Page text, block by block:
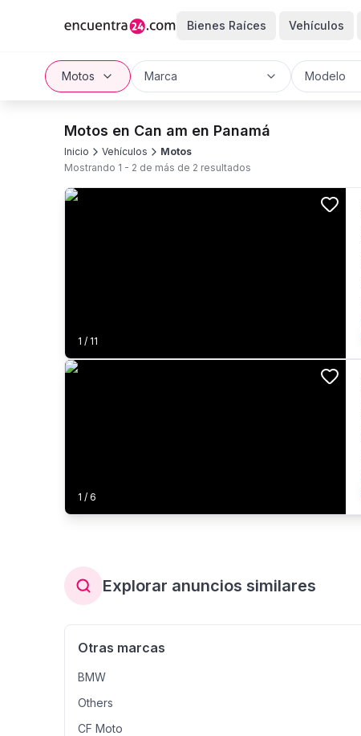
Bienes Raíces Vehículos
Motos Marca Modelo
Motos en Can am en Panamá
Inicio Vehículos
Motos
Mostrando 1 - 2 de más de 2 resultados
1 / 11
1 / 6
Explorar anuncios similares
Otras marcas
BMW
Others
CF Moto